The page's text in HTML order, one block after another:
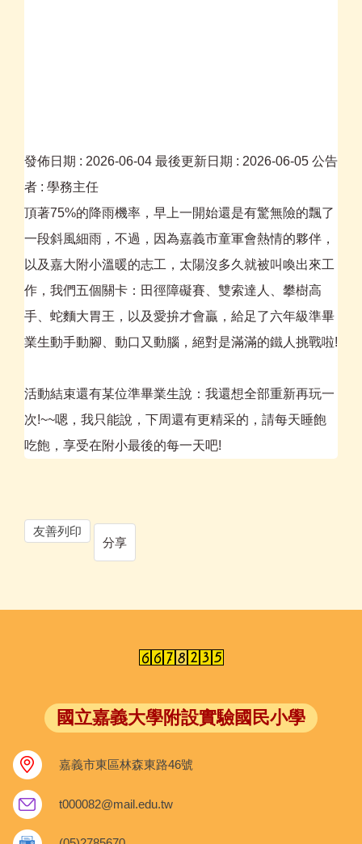
發佈日期 : 2026-06-04 最後更新日期 : 2026-06-05 公告
者 : 學務主任
頂著75%的降雨機率，早上一開始還是有驚無險的飄了
一段斜風細雨，不過，因為嘉義市童軍會熱情的夥伴，
以及嘉大附小溫暖的志工，太陽沒多久就被叫喚出來工
作，我們五個關卡：田徑障礙賽、雙索達人、攀樹高
手、蛇麵大胃王，以及愛拚才會贏，給足了六年級準畢
業生動手動腳、動口又動腦，絕對是滿滿的鐵人挑戰啦!
活動結束還有某位準畢業生說：我還想全部重新再玩一
次!~~嗯，我只能說，下周還有更精采的，請每天睡飽
吃飽，享受在附小最後的每一天吧!
友善列印
分享
國立嘉義大學附設實驗國民小學
嘉義市東區林森東路46號
t000082@mail.edu.tw